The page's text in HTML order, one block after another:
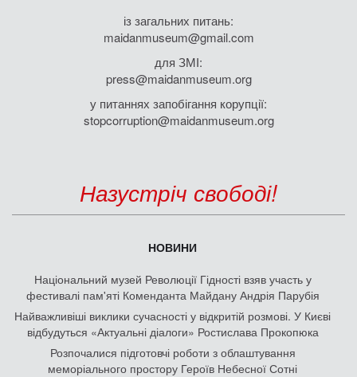
із загальних питань:
maidanmuseum@gmail.com
для ЗМІ:
press@maidanmuseum.org
у питаннях запобігання корупції:
stopcorruption@maidanmuseum.org
Назустріч свободі!
НОВИНИ
Національний музей Революції Гідності взяв участь у
фестивалі пам'яті Коменданта Майдану Андрія Парубія
Найважливіші виклики сучасності у відкритій розмові. У Києві
відбудуться «Актуальні діалоги» Ростислава Прокопюка
Розпочалися підготовчі роботи з облаштування
меморіального простору Героїв Небесної Сотні